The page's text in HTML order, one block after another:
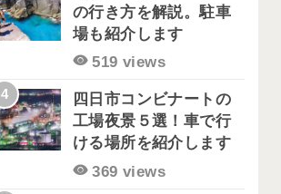
の行き方を解説。駐車
場も紹介します
519 views
4
四日市コンビナートの
工場夜景５選！車で行
ける場所を紹介します
369 views